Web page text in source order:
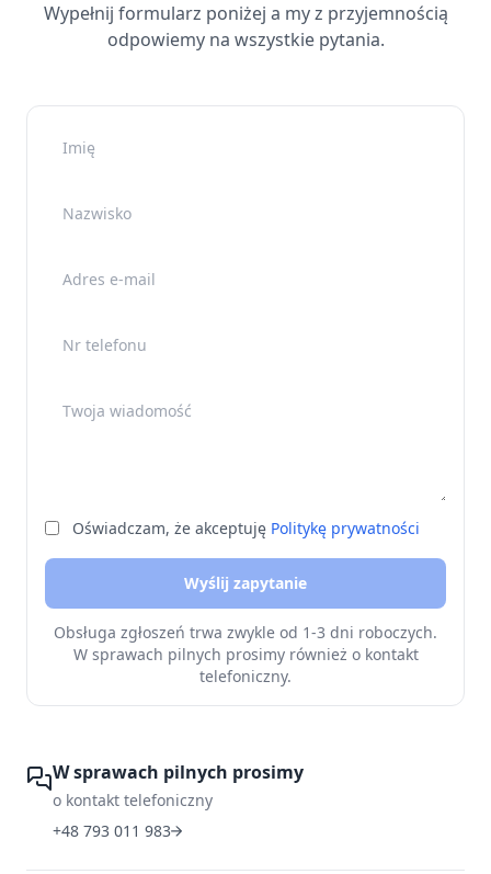
Wypełnij formularz poniżej a my z przyjemnością
odpowiemy na wszystkie pytania.
Nazwisko
Adres e-mail
Nr telefonu
Twoja wiadomość
Oświadczam, że akceptuję Politykę prywatności
Wyślij zapytanie
Obsługa zgłoszeń trwa zwykle od 1-3 dni roboczych.
W sprawach pilnych prosimy również o kontakt
telefoniczny.
W sprawach pilnych prosimy
o kontakt telefoniczny
+48 793 011 983